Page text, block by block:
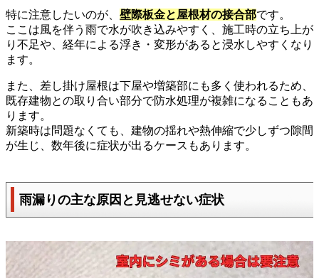
特に注意したいのが、 壁際板金と屋根材の接合部です。
ここは風を伴う雨で水が吹き込みやすく、施工時の立ち上が
り不足や、経年による浮き・変形があると浸水しやすくなり
ます。
また、差し掛け屋根は下屋や増築部にも多く使われるため、
既存建物との取り合い部分で防水処理が複雑になることもあ
ります。
新築時は問題なくても、建物の揺れや熱伸縮で少しずつ隙間
が生じ、数年後に症状が出るケースもあります。
雨漏りの主な原因と見逃せない症状